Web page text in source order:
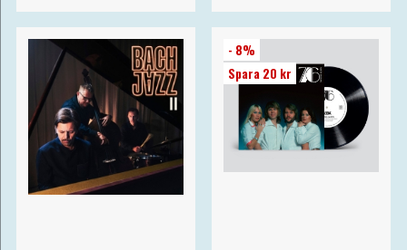
- 8%
Spara 20 kr